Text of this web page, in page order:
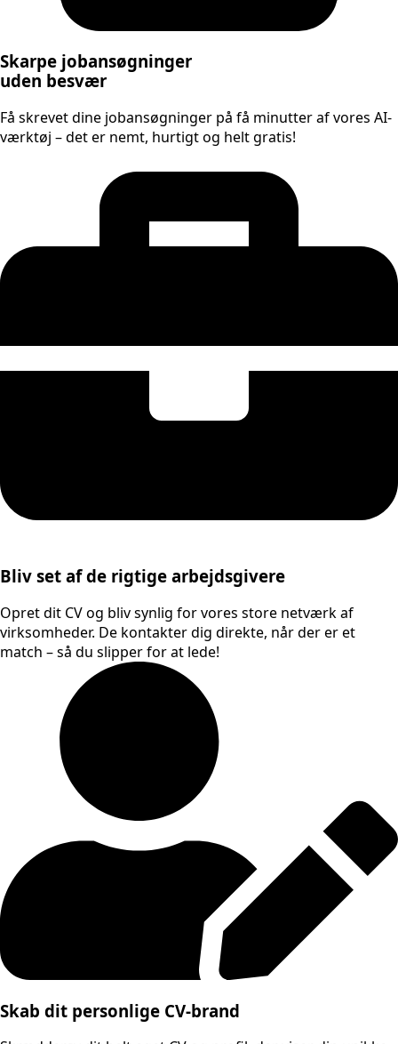
Skarpe jobansøgninger
uden besvær
Få skrevet dine jobansøgninger på få minutter af vores AI-
værktøj – det er nemt, hurtigt og helt gratis!
Bliv set af de rigtige arbejdsgivere
Opret dit CV og bliv synlig for vores store netværk af
virksomheder. De kontakter dig direkte, når der er et
match – så du slipper for at lede!
Skab dit personlige CV-brand